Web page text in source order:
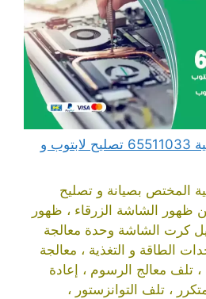
مهندس كمبيوتر الضباعية 65511033 تصليح لابتوب و
المختص بصيانة و تصليح
ظهور الشاشة الزرقاء ، ظهور
كرت الشاشة وحدة معالجة
الطاقة و التغذية ، معالجة
، تلف معالج الرسوم ، إعادة
، تلف التوانزستور ،